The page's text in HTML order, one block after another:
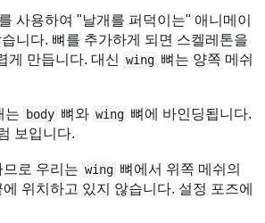
사용하여 "날개를 퍼덕이는" 애니메이
니다. 뼈를 추가하게 되면 스켈레톤을
게 만듭니다. 대신 wing 뼈는 양쪽 메쉬
는 body 뼈와 wing 뼈에 바인딩됩니다.
보입니다.
로 우리는 wing 뼈에서 위쪽 메쉬의
위치하고 있지 않습니다. 설정 포즈에